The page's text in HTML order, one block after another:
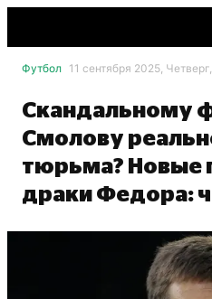
Футбол 11 сентября 2025,
Скандальному
Смолову
тюрьма? Новые
драки Федора: